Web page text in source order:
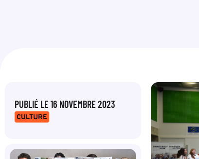
PUBLIÉ LE 16 NOVEMBRE 2023
CULTURE